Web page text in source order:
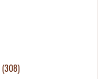
(308)